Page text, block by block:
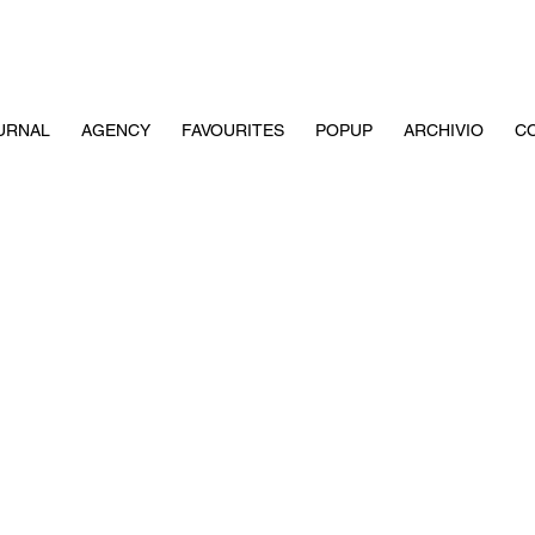
AGENCY FAVOURITES POPUP ARCHIVIO